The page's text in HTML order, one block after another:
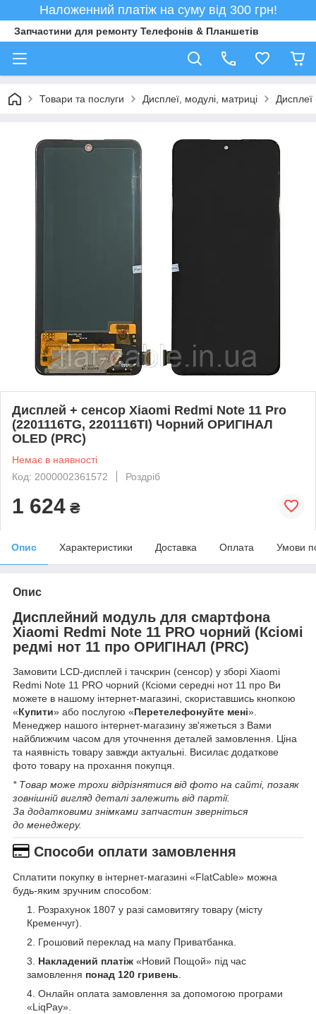
Наложенний платіж на суму від 300 грн!
Запчастини для ремонту Телефонів & Планшетів
Товари та послуги Дисплеї, модулі, матриці
Дисплей + сенсор Xiaomi Redmi Note 11 Pro
(2201116TG, 2201116TI) Чорний ОРИГІНАЛ
OLED (PRC)
Немає в наявності
Код: 2000002361572
Роздріб
1 624 ₴
Опис Характеристики Доставка Оплата Умови
Опис
Дисплейний модуль для смартфона
Xiaomi Redmi Note 11 PRO чорний (Ксіомі
редмі нот 11 про ОРИГІНАЛ (PRC)
Замовити LCD-дисплей і тачскрин (сенсор) у зборі Xiaomi
Redmi Note 11 PRO чорний (Ксіоми середні нот 11 про Ви
можете в нашому інтернет-магазині, скориставшись кнопкою
«Купити» або послугою «Перетелефонуйте мені».
Менеджер нашого інтернет-магазину зв'яжеться з Вами
найближчим часом для уточнення деталей замовлення. Ціна
та наявність товару завжди актуальні. Висилає додаткове
фото товару на прохання покупця.
* Товар може трохи відрізнятися від фото на сайті, позаяк
зовнішній вигляд деталі залежить від партії.
За додатковими знімками запчастин зверніться
до менеджеру.
Способи оплати замовлення
Сплатити покупку в інтернет-магазині «FlatCable» можна
будь-яким зручним способом:
Розрахунок 1807 у разі самовитягу товару (місту
Кременчуг).
Грошовий переклад на мапу Приватбанка.
Накладений платіж «Новий Пощой» під час
замовлення понад 120 гривень
Онлайн оплата замовлення за допомогою програми
«LiqPay».